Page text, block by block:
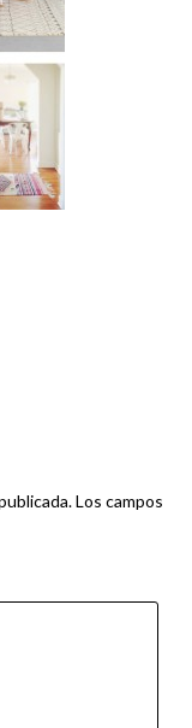
Los campos